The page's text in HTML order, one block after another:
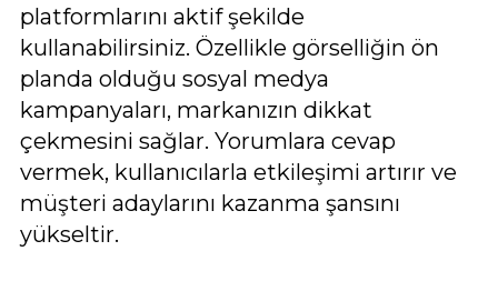
platformlarını aktif şekilde
kullanabilirsiniz. Özellikle görselliğin ön
planda olduğu sosyal medya
kampanyaları, markanızın dikkat
çekmesini sağlar. Yorumlara cevap
vermek, kullanıcılarla etkileşimi artırır ve
müşteri adaylarını kazanma şansını
yükseltir.